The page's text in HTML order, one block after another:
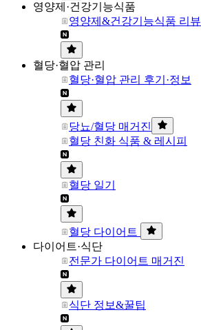
영양제·건강기능식품
영양제&건강기능식품 리뷰
혈당·혈압 관리
혈당·혈압 관리 후기·정보
당뇨/혈당 매거진
혈당 친화 식품 & 레시피
혈당 일기
혈당 다이어트
다이어트·식단
전문가 다이어트 매거진
식단 정보&꿀팁